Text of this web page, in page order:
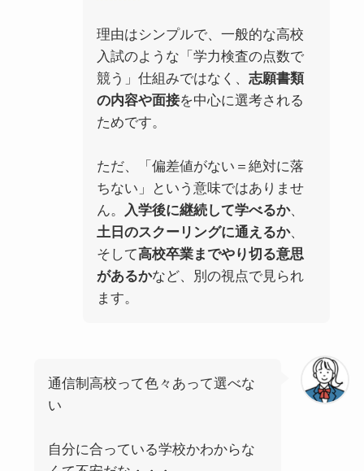
理由はシンプルで、一般的な高校
入試のような「学力検査の点数で
競う」仕組みではなく、 志願書類
の内容や面接を中心に選考される
ためです。
ただ、「偏差値がない＝絶対に落
ちない」という意味ではありませ
ん。
入学後に継続して学べるか、
土日のスクーリングに通えるか、
そして高校卒業までやり切る意思
があるかなど、別の視点で見られ
ます。
通信制高校って色々あって選べな
い
自分に合っている学校かわからな